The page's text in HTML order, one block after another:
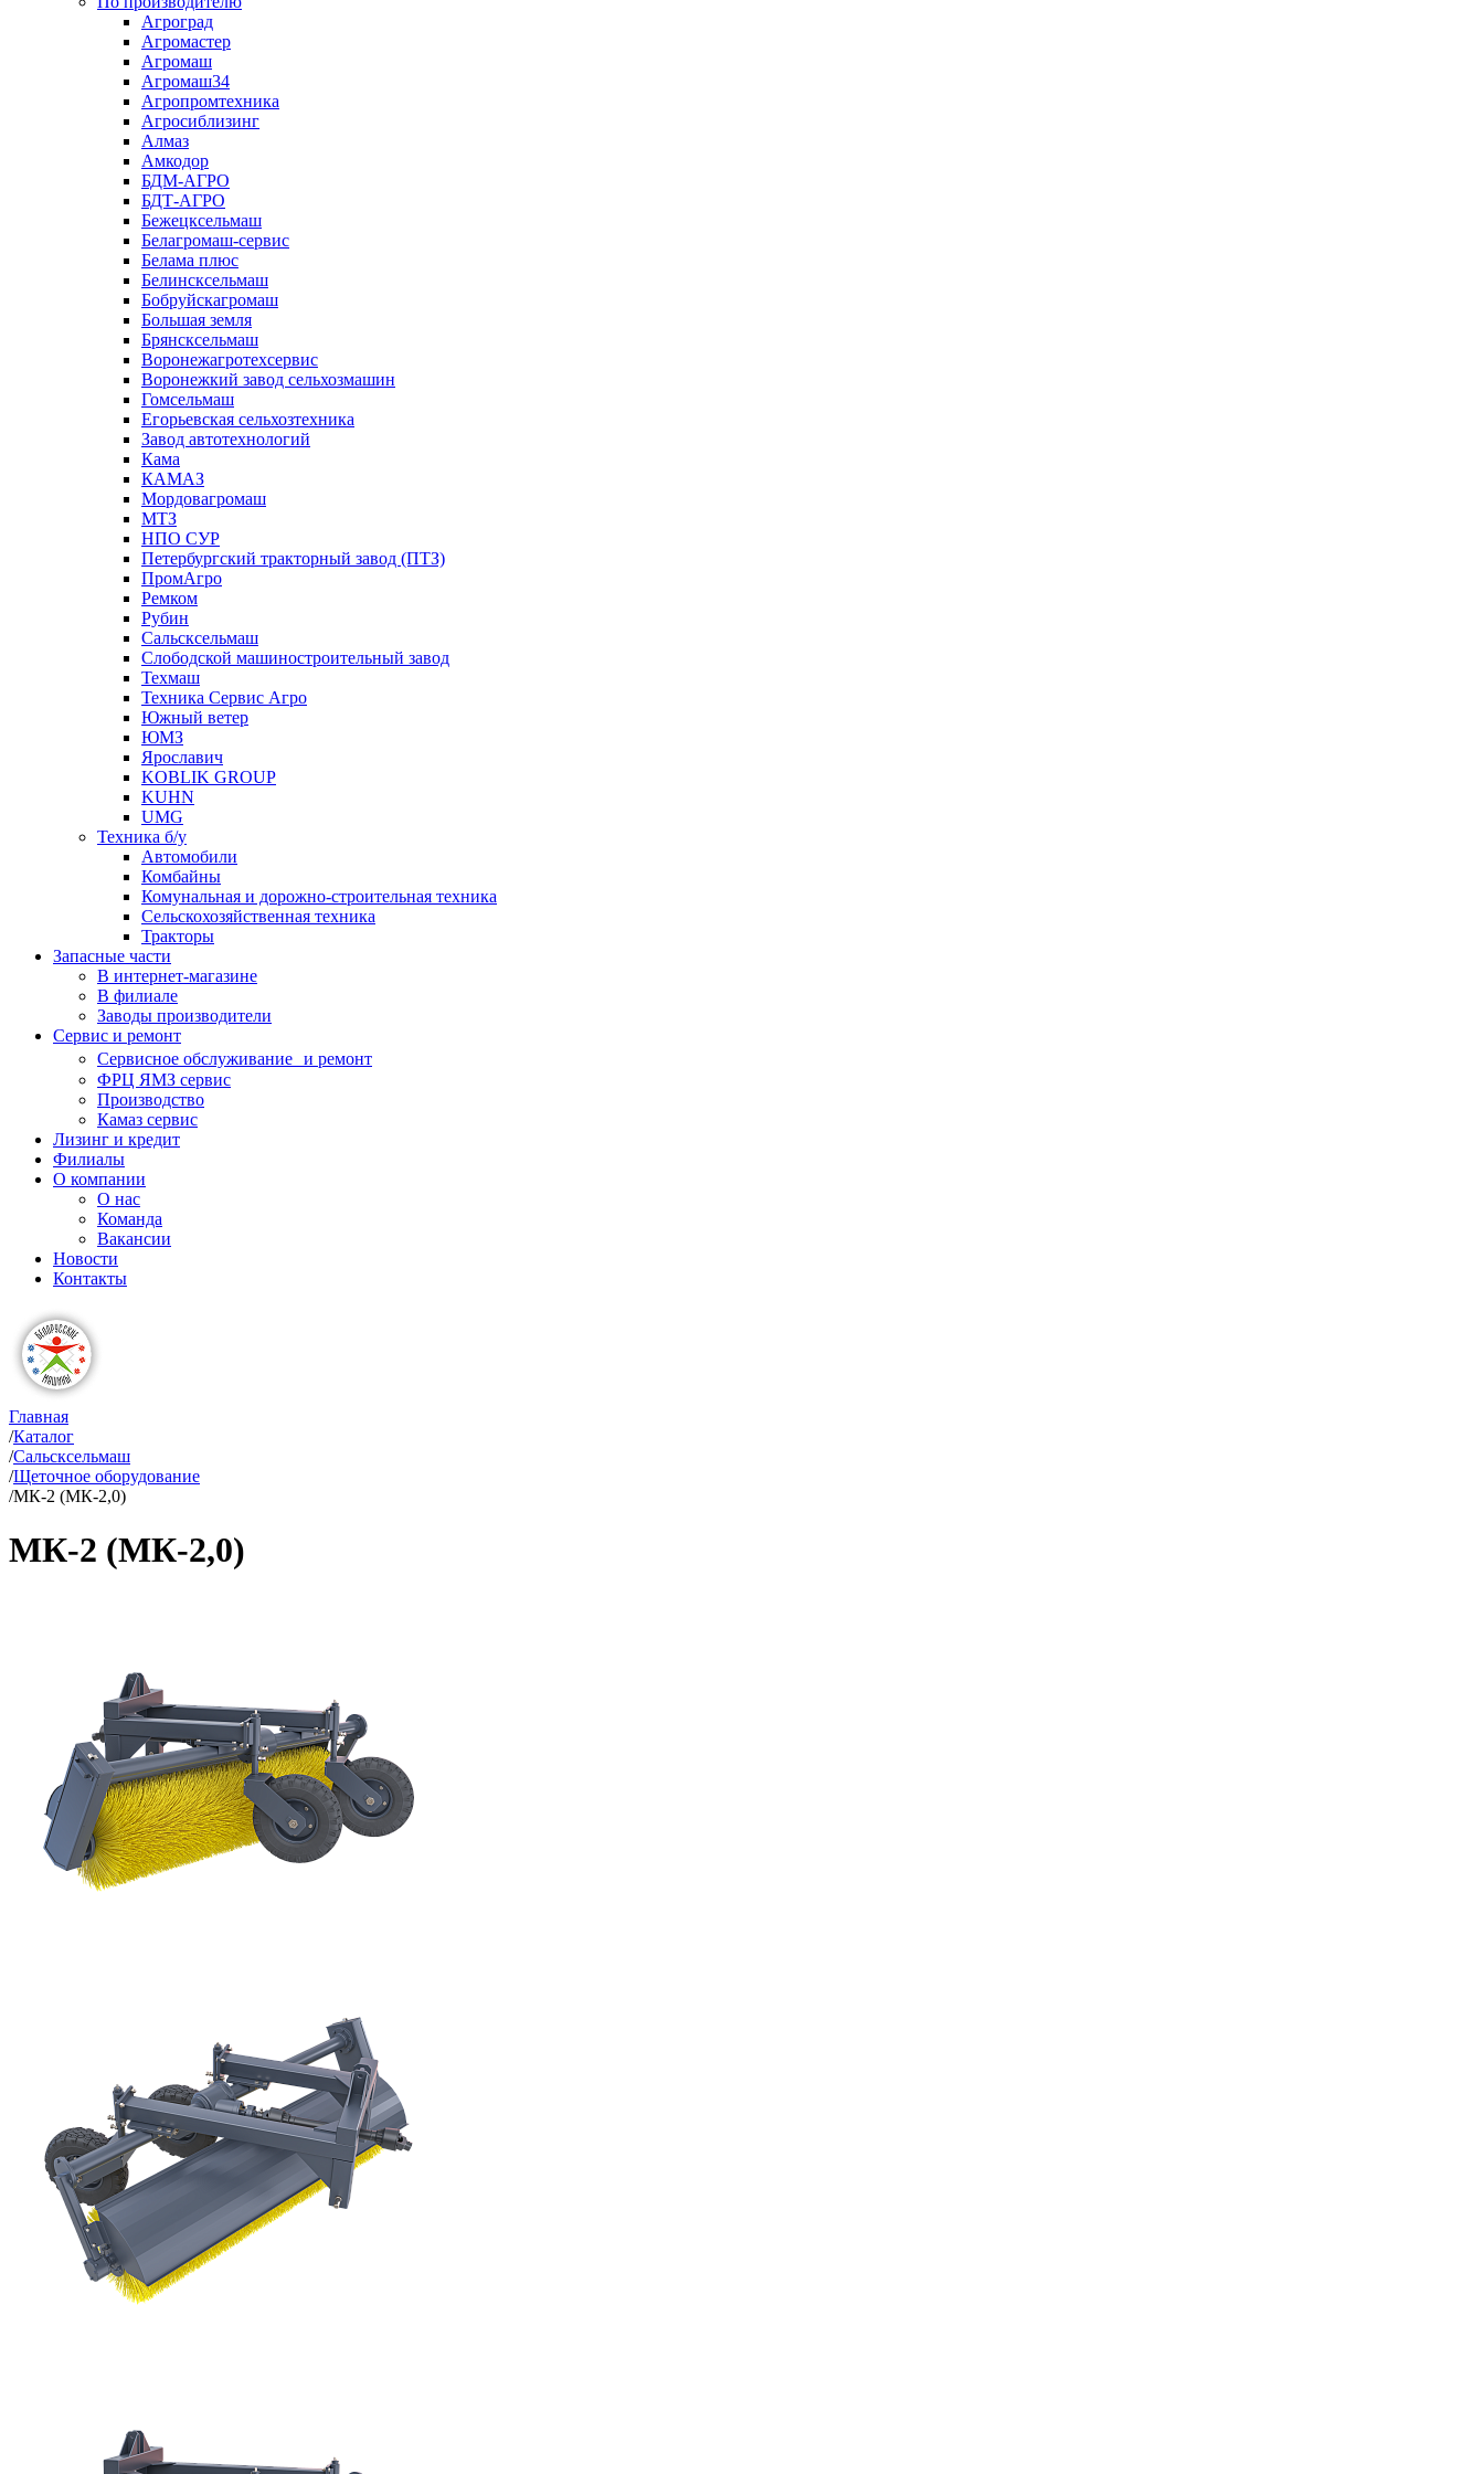
Агроград
Агромастер
Агромаш
Агромаш34
Агропромтехника
Агросиблизинг
Алмаз
Амкодор
БДМ-АГРО
БДТ-АГРО
Бежецксельмаш
Белагромаш-сервис
Белама плюс
Белинсксельмаш
Бобруйскагромаш
Большая земля
Брянсксельмаш
Воронежагротехсервис
Воронежкий завод сельхозмашин
Гомсельмаш
Егорьевская сельхозтехника
Завод автотехнологий
Кама
КАМАЗ
Мордовагромаш
МТЗ
НПО СУР
Петербургский тракторный завод (ПТЗ)
ПромАгро
Ремком
Рубин
Сальскcельмаш
Слободской машиностроительный завод
Техмаш
Техника Сервис Агро
Южный ветер
ЮМЗ
Ярославич
KOBLIK GROUP
KUHN
UMG
Техника б/у
Автомобили
Комбайны
Комунальная и дорожно-строительная техника
Сельскохозяйственная техника
Тракторы
Запасные части
В интернет-магазине
В филиале
Заводы производители
Сервис и ремонт
Сервисное обслуживание и ремонт
ФРЦ ЯМЗ сервис
Производство
Камаз сервис
Лизинг и кредит
Филиалы
О компании
О нас
Команда
Вакансии
Новости
Контакты
Главная
/Каталог
/Сальскcельмаш
/Щеточное оборудование
/МК-2 (МК-2,0)
МК-2 (МК-2,0)